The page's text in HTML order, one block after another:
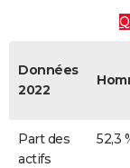
Données
2022
Part des
actifs
52,3